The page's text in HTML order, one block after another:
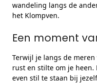
wandeling langs de
het Klompven.
Een moment
Terwijl je langs de
rust en stilte om je
even stil te staan bij